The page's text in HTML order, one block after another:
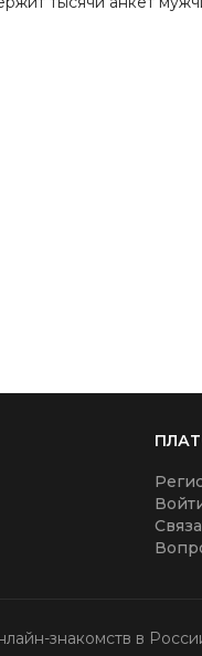
как правильно
знакомств в